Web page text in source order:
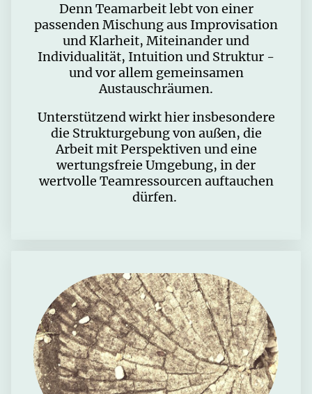
Denn Teamarbeit lebt von einer
passenden Mischung aus Improvisation
und Klarheit, Miteinander und
Individualität, Intuition und Struktur -
und vor allem gemeinsamen
Austauschräumen.
Unterstützend wirkt hier insbesondere
die Strukturgebung von außen, die
Arbeit mit Perspektiven und eine
wertungsfreie Umgebung, in der
wertvolle Teamressourcen auftauchen
dürfen.